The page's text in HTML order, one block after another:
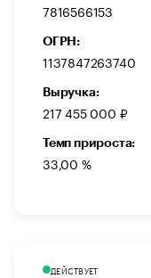
7816566153
ОГРН:
1137847263740
Выручка:
217 455 000 ₽
Темп прироста:
33,00 %
ДЕЙСТВУЕТ